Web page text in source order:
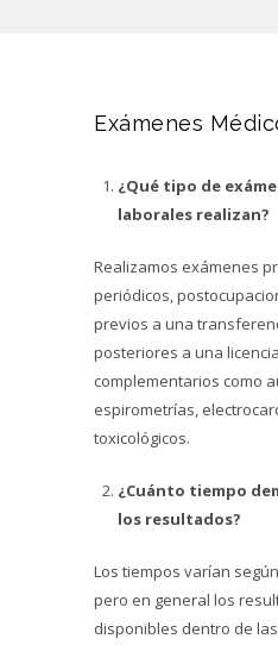
Exámenes
¿Qué tipo de
laborales realizan?
Realizamos exámenes
periódicos,
previos a una
posteriores a una
complementarios como
espirometrías,
toxicológicos.
¿Cuánto tiempo
los resultados?
Los tiempos varían
pero en general los
disponibles dentro de